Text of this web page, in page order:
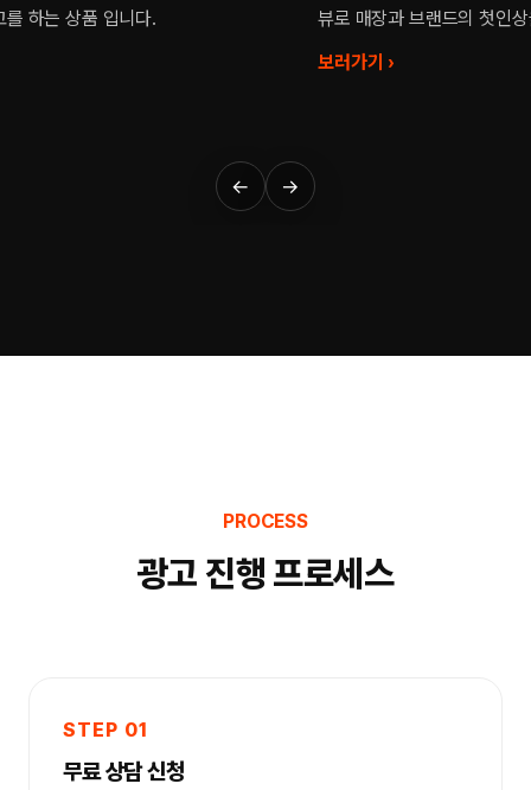
을 만들어 드립니다.
스 순위와 지표를 체계적으로
보러가기 ›
← →
PROCESS
광고 진행 프로세스
STEP 01
무료 상담 신청